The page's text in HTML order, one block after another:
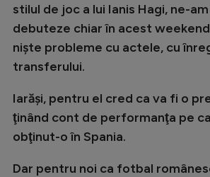
Ciclism
Alte sporturi
JO 2026
stilul de joc a lui Ianis Hagi, ne-
debuteze chiar în acest
nişte probleme cu actele, cu
transferului.
Iarăşi, pentru el cred ca va fi o
ţinând cont de performanţa pe
obţinut-o în Spania.
Dar pentru noi ca fotbal